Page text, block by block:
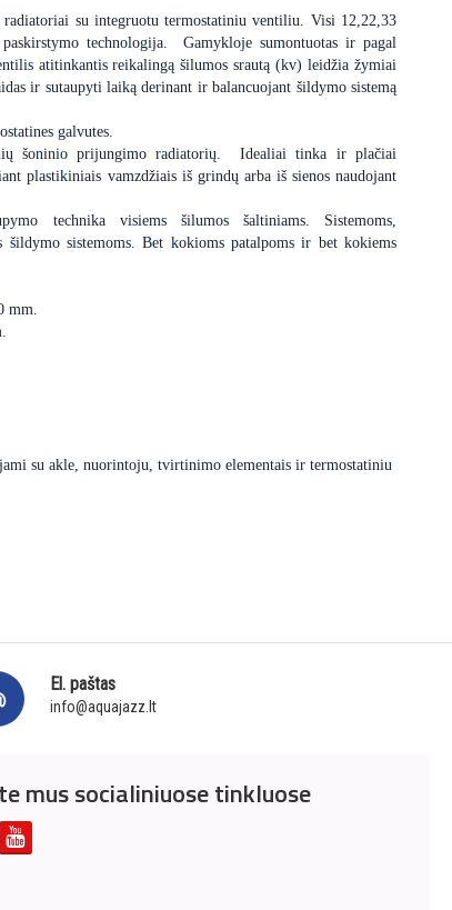
su integruotu termostatiniu ventiliu. Visi 12,22,33
technologija. Gamykloje sumontuotas ir pagal
atitinkantis reikalingą šilumos srautą (kv) leidžia žymiai
ir sutaupyti laiką derinant ir balancuojant šildymo sistemą
galvutes.
šoninio prijungimo radiatorių. Idealiai tinka ir plačiai
plastikiniais vamzdžiais iš grindų arba iš sienos naudojant
technika visiems šilumos šaltiniams. Sistemoms,
šildymo sistemoms. Bet kokioms patalpoms ir bet kokiems
mm.
su akle, nuorintoju, tvirtinimo elementais ir termostatiniu
El. paštas
info@aquajazz.lt
mus socialiniuose tinkluose